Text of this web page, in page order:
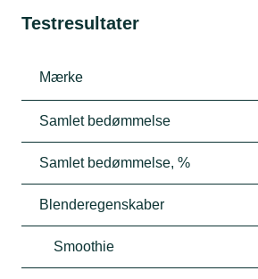
Testresultater
Mærke
Samlet bedømmelse
Samlet bedømmelse, %
Blenderegenskaber
Smoothie